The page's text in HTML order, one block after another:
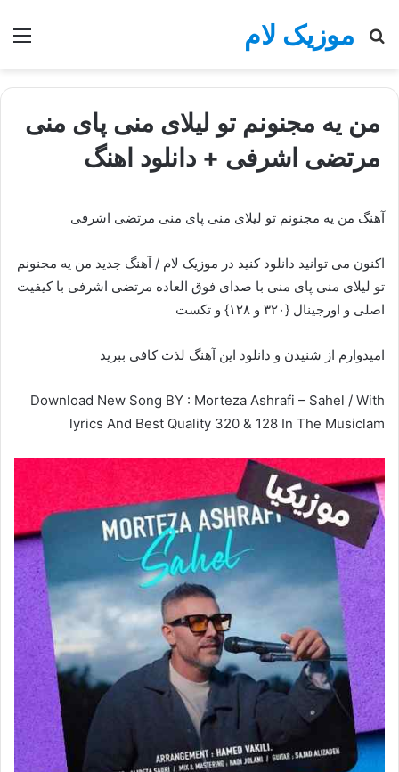
موزیک لام
جستجو
من یه مجنونم تو لیلای منی پای منی
مرتضی اشرفی + دانلود اهنگ
آهنگ من یه مجنونم تو لیلای منی پای منی مرتضی اشرفی
اکنون می توانید دانلود کنید در موزیک لام / آهنگ جدید من یه مجنونم
تو لیلای منی پای منی با صدای فوق العاده مرتضی اشرفی با کیفیت
اصلی و اورجینال {۳۲۰ و ۱۲۸} و تکست
امیدوارم از شنیدن و دانلود این آهنگ لذت کافی ببرید
Download New Song BY : Morteza Ashrafi – Sahel / With
lyrics And Best Quality 320 & 128 In The Musiclam